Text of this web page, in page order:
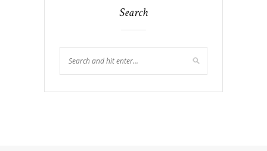
Search